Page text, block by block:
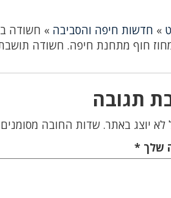
» חדשות חיפה והסביבה » חשודה
חוף מתחנת חיפה. חשודה תושבת חיפה בת 19
תגובה
לא יוצג באתר. שדות החובה מסומנים
שלך*